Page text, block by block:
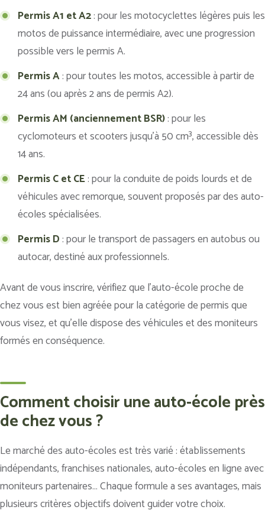
Permis A1 et A2: pour les motocyclettes légères puis les
motos de puissance intermédiaire, avec une progression
possible vers le permis A.
Permis A: pour toutes les motos, accessible à partir de
24 ans (ou après 2 ans de permis A2).
Permis AM (anciennement BSR): pour les
cyclomoteurs et scooters jusqu’à 50 cm³, accessible dès
14 ans.
Permis C et CE: pour la conduite de poids lourds et de
véhicules avec remorque, souvent proposés par des auto-
écoles spécialisées.
Permis D : pour le transport de passagers en autobus ou
autocar, destiné aux professionnels.
Avant de vous inscrire, vérifiez que l’auto-école proche de
chez vous est bien agréée pour la catégorie de permis que
vous visez, et qu’elle dispose des véhicules et des moniteurs
formés en conséquence.
Comment choisir une auto-école près
de chez vous ?
Le marché des auto-écoles est très varié : établissements
indépendants, franchises nationales, auto-écoles en ligne avec
moniteurs partenaires… Chaque formule a ses avantages, mais
plusieurs critères objectifs doivent guider votre choix.